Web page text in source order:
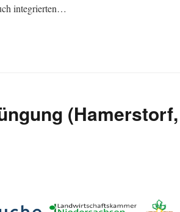
integrierten…
(Hamerstorf,